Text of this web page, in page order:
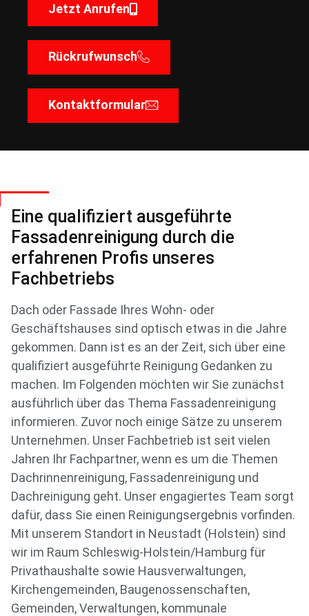
Jetzt Anrufen
Rückrufwunsch
Kontaktformular
Eine qualifiziert ausgeführte
Fassadenreinigung durch die
erfahrenen Profis unseres
Fachbetriebs
Dach oder Fassade Ihres Wohn- oder
Geschäftshauses sind optisch etwas in die Jahre
gekommen. Dann ist es an der Zeit, sich über eine
qualifiziert ausgeführte Reinigung Gedanken zu
machen. Im Folgenden möchten wir Sie zunächst
ausführlich über das Thema Fassadenreinigung
informieren. Zuvor noch einige Sätze zu unserem
Unternehmen. Unser Fachbetrieb ist seit vielen
Jahren Ihr Fachpartner, wenn es um die Themen
Dachrinnenreinigung, Fassadenreinigung und
Dachreinigung geht. Unser engagiertes Team sorgt
dafür, dass Sie einen Reinigungsergebnis vorfinden.
Mit unserem Standort in Neustadt (Holstein) sind
wir im Raum Schleswig-Holstein/Hamburg für
Privathaushalte sowie Hausverwaltungen,
Kirchengemeinden, Baugenossenschaften,
Gemeinden, Verwaltungen, kommunale